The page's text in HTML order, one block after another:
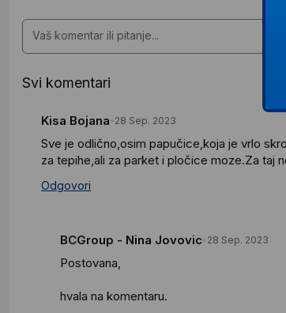
Svi komentari
Kisa Bojana 28 Sep. 2023
Sve je odlično,osim papučice,koja je vrlo
za tepihe,ali za parket i pločice moze.Za taj
Odgovori
BCGroup - Nina Jovovic 28 Sep. 2023
Postovana,
hvala na komentaru.